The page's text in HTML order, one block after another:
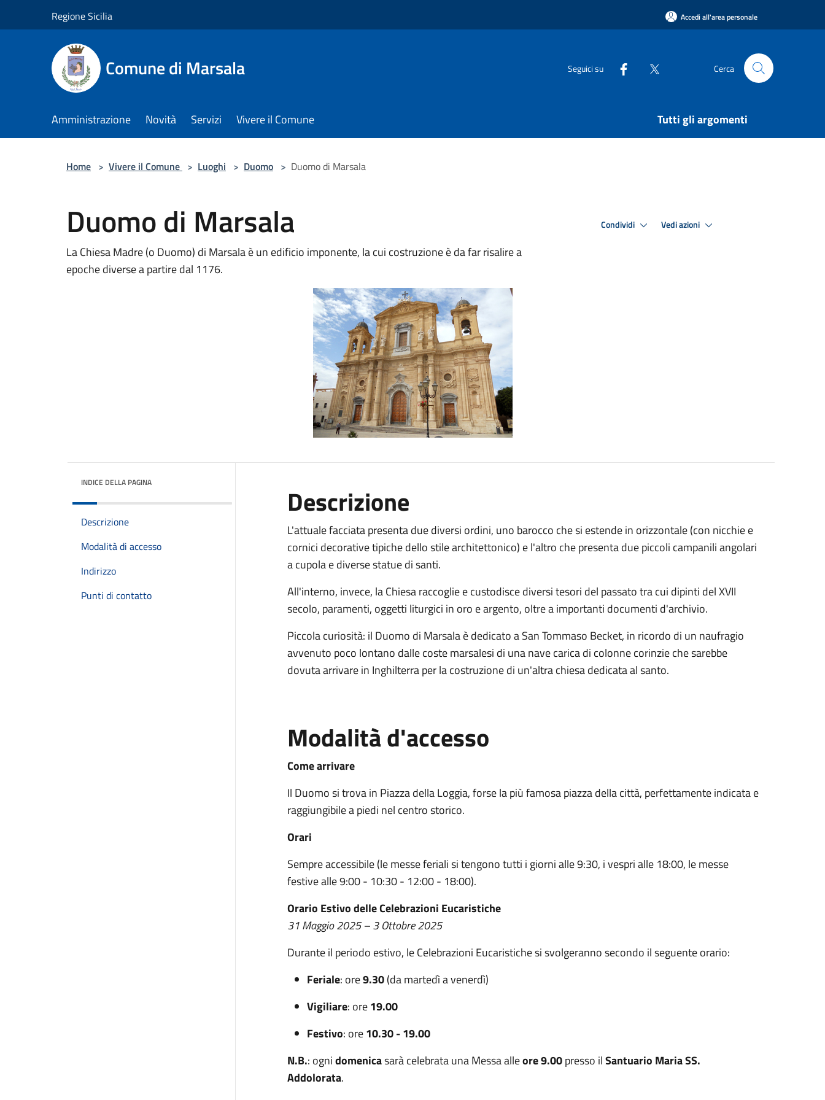
Regione Sicilia Accedi all'area personale
Comune di Marsala Seguici su Cerca
Amministrazione Novità Servizi Vivere il Comune Tutti gli argomenti
Home > Vivere il Comune > Luoghi > Duomo > Duomo di Marsala
Duomo di Marsala
La Chiesa Madre (o Duomo) di Marsala è un edificio imponente, la cui costruzione è da far risalire a
epoche diverse a partire dal 1176.
Condividi Vedi azioni
INDICE DELLA PAGINA
Descrizione
Modalità di accesso
Indirizzo
Punti di contatto
Descrizione
L'attuale facciata presenta due diversi ordini, uno barocco che si estende in orizzontale (con nicchie e
cornici decorative tipiche dello stile architettonico) e l'altro che presenta due piccoli campanili angolari
a cupola e diverse statue di santi.
All'interno, invece, la Chiesa raccoglie e custodisce diversi tesori del passato tra cui dipinti del XVII
secolo, paramenti, oggetti liturgici in oro e argento, oltre a importanti documenti d'archivio.
Piccola curiosità: il Duomo di Marsala è dedicato a San Tommaso Becket, in ricordo di un naufragio
avvenuto poco lontano dalle coste marsalesi di una nave carica di colonne corinzie che sarebbe
dovuta arrivare in Inghilterra per la costruzione di un'altra chiesa dedicata al santo.
Modalità d'accesso
Come arrivare
Il Duomo si trova in Piazza della Loggia, forse la più famosa piazza della città, perfettamente indicata e
raggiungibile a piedi nel centro storico.
Orari
Sempre accessibile (le messe feriali si tengono tutti i giorni alle 9:30, i vespri alle 18:00, le messe
festive alle 9:00 - 10:30 - 12:00 - 18:00).
Orario Estivo delle Celebrazioni Eucaristiche
31 Maggio 2025 – 3 Ottobre 2025
Durante il periodo estivo, le Celebrazioni Eucaristiche si svolgeranno secondo il seguente orario:
Feriale: ore9.30(da martedì a venerdì)
Vigiliare: ore19.00
Festivo: ore10.30 - 19.00
N.B.: ognidomenicasarà celebrata una Messa alleore 9.00presso ilSantuario Maria SS.
Addolorata.